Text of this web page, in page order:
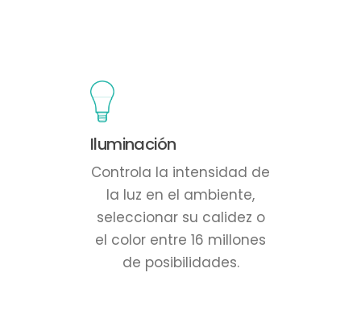
Iluminación
Controla la intensidad de
la luz en el ambiente,
seleccionar su calidez o
el color entre 16 millones
de posibilidades.